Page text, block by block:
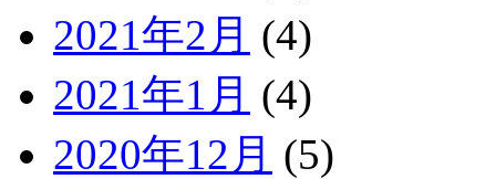
2021年2月 (4)
2021年1月 (4)
2020年12月 (5)